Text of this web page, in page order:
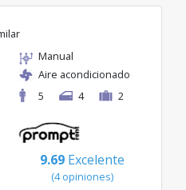
Manual
Aire acondicionado
5
4 2
9.69 Excelente
(4 opiniones)